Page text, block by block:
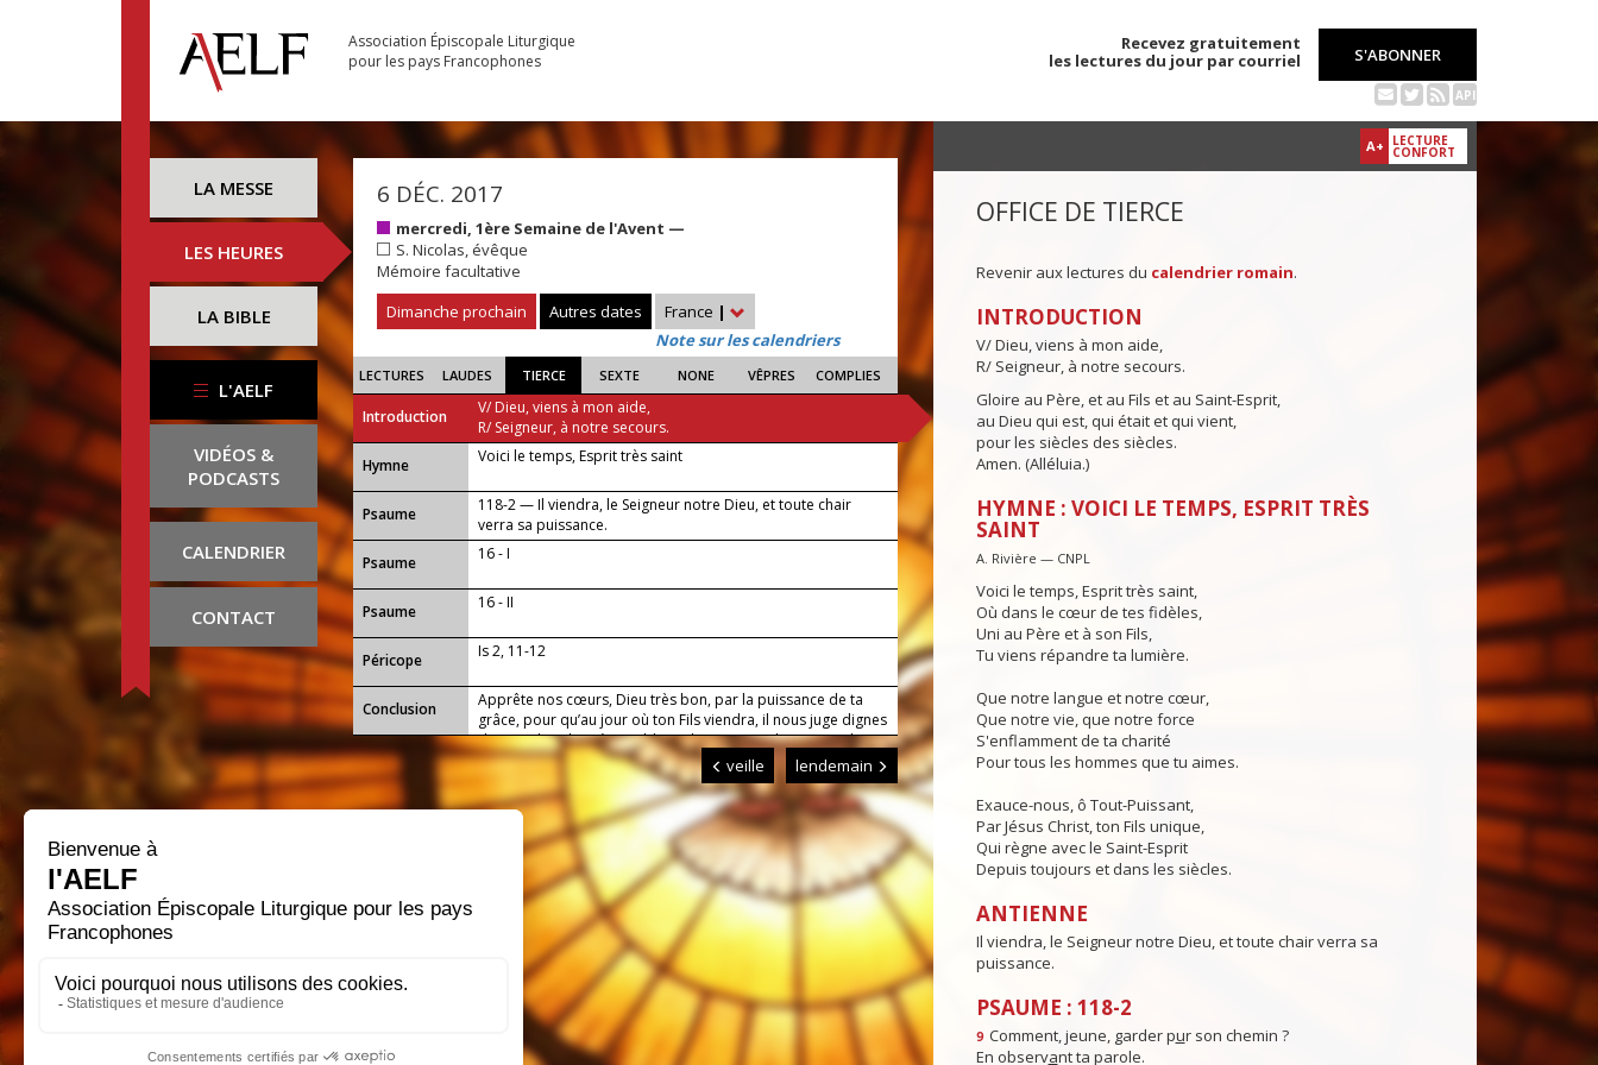
Association Épiscopale Liturgique
pour les pays Francophones
Recevez gratuitement
les lectures du jour par courriel
S'ABONNER
API
LA MESSE
LES HEURES
LA BIBLE
L'AELF
VIDÉOS &
PODCASTS
CALENDRIER
CONTACT
6 DÉC. 2017
mercredi, 1ère Semaine de l'Avent —
S. Nicolas, évêque
Mémoire facultative
Dimanche prochain
Autres dates France |
Note sur les calendriers
LECTURES LAUDES TIERCE SEXTE NONE VÊPRES COMPLIES
Introduction
V/ Dieu, viens à mon aide,
R/ Seigneur, à notre secours.
...
Hymne Voici le temps, Esprit très saint
Psaume
118-2 — Il viendra, le Seigneur notre Dieu, et toute chair
verra sa puissance.
Psaume
16 - I
Psaume 16 - II
Péricope Is 2, 11-12
Conclusion
Apprête nos cœurs, Dieu très bon, par la puissance de ta
grâce, pour qu’au jour où ton Fils viendra, il nous juge dignes
de prendre place à sa table et de recevoir, de sa main, le
pain du ciel. Lui qui règne.
veille lendemain
A+ LECTURE
CONFORT
OFFICE DE TIERCE
Revenir aux lectures du calendrier romain.
INTRODUCTION
V/ Dieu, viens à mon aide,
R/ Seigneur, à notre secours.
Gloire au Père, et au Fils et au Saint-Esprit,
au Dieu qui est, qui était et qui vient,
pour les siècles des siècles.
Amen. (Alléluia.)
HYMNE : VOICI LE TEMPS, ESPRIT TRÈS
SAINT
A. Rivière — CNPL
Voici le temps, Esprit très saint,
Où dans le cœur de tes fidèles,
Uni au Père et à son Fils,
Tu viens répandre ta lumière.
Que notre langue et notre cœur,
Que notre vie, que notre force
S'enflamment de ta charité
Pour tous les hommes que tu aimes.
Exauce-nous, ô Tout-Puissant,
Par Jésus Christ, ton Fils unique,
Qui règne avec le Saint-Esprit
Depuis toujours et dans les siècles.
ANTIENNE
Il viendra, le Seigneur notre Dieu, et toute chair verra sa
puissance.
PSAUME : 118-2
9 Comment, jeune, garder pur son chemin ?
En observant ta parole.